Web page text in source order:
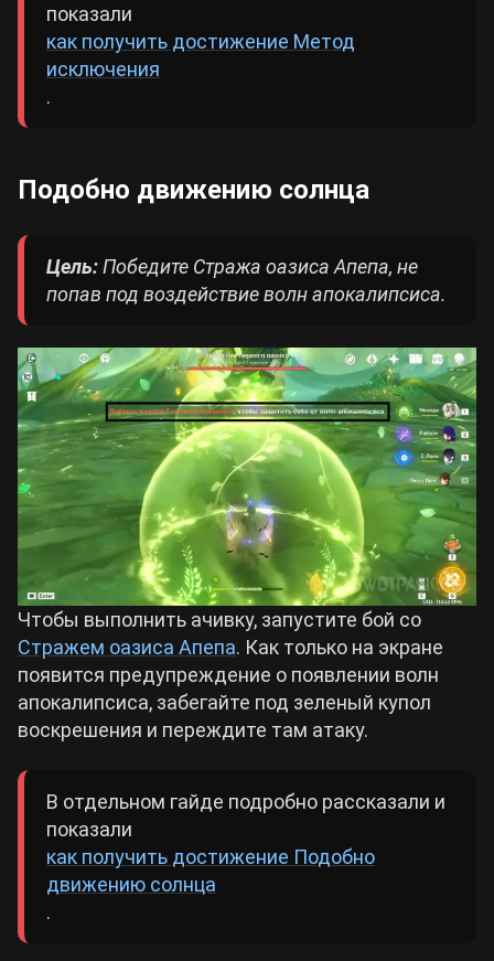
показали
как получить достижение Метод
исключения
.
Подобно движению солнца
Цель:Победите Стража оазиса Апепа, не
попав под воздействие волн апокалипсиса.
Чтобы выполнить ачивку, запустите бой со
Стражем оазиса Апепа. Как только на экране
появится предупреждение о появлении волн
апокалипсиса, забегайте под зеленый купол
воскрешения и переждите там атаку.
В отдельном гайде подробно рассказали и
показали
как получить достижение Подобно
движению солнца
.